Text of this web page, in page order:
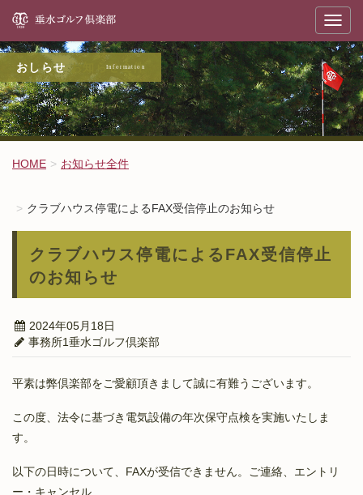
T
g
g
l
e
n
a
v
i
a
垂
お知らせ全件
HOME お知らせ全件
クラブハウス停電によるFAX受信停止のお知らせ
クラブハウス停電によるFAX受信停止
のお知らせ
2024年05月18日
事務所1垂水ゴルフ倶楽部
平素は弊倶楽部をご愛顧頂きまして誠に有難うございます。
この度、法令に基づき電気設備の年次保守点検を実施いたしま
す。
以下の日時について、FAXが受信できません。ご連絡、エントリ
ー・キャンセル